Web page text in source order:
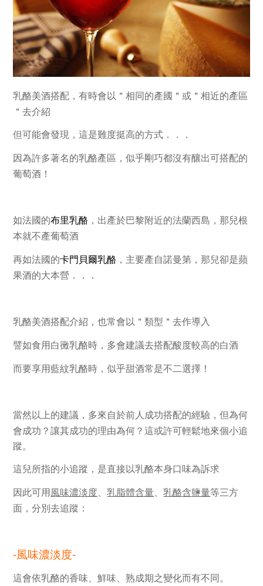
乳酪美酒搭配，有時會以＂相同的產國＂或＂相近的產區
＂去介紹
但可能會發現，這是難度挺高的方式．．．
因為許多著名的乳酪產區，似乎剛巧都沒有釀出可搭配的
葡萄酒！
如法國的布里乳酪 ，出產於巴黎附近的法蘭西島 ，那兒根
本就不產葡萄酒
再如法國的卡門貝爾乳酪 ，主要產自諾曼第 ，那兒卻是蘋
果酒的大本營．．．
乳酪美酒搭配介紹，也常會以 ＂類型＂去作導入
譬如食用 白黴乳酪時，多會建議去搭配酸度較高的白酒
而要享用藍紋乳酪時，似乎甜酒常是不二選擇！
當然以上的建議，多來自於前人成功搭配的經驗，但為何
會成功？讓其成功的理由為何？這或許可輕鬆地來個小追
蹤。
這兒所指的小追蹤，是直接以乳酪本身口味為訴求
因此可用 風味濃淡度 、乳脂體含量 、乳酪含鹽量等三方
面，分別去追蹤：
-風味濃淡度-
這會依乳酪的香味、鮮味、熟成期之變化而有不同。